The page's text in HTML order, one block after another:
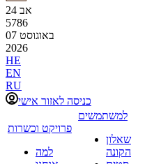
24 אב
5786
07 באוגוסט
2026
HE
EN
RU
כניסה לאזור אישי
פרויקט וכשרות
למה
למשתמשים
שאלון
הקונה